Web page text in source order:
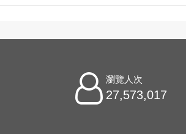
瀏覽人次
27,573,017